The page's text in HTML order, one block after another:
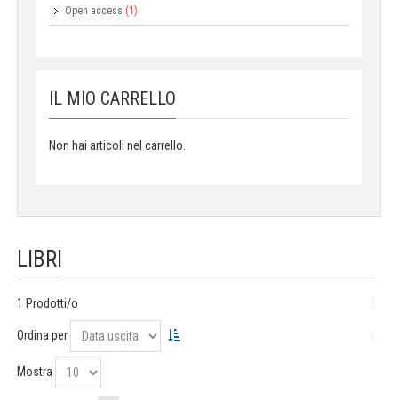
Open access (1)
IL MIO CARRELLO
Non hai articoli nel carrello.
LIBRI
1 Prodotti/o
Ordina per
Mostra